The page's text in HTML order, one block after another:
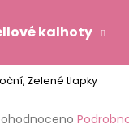
kalhoty
Zelené tlapky